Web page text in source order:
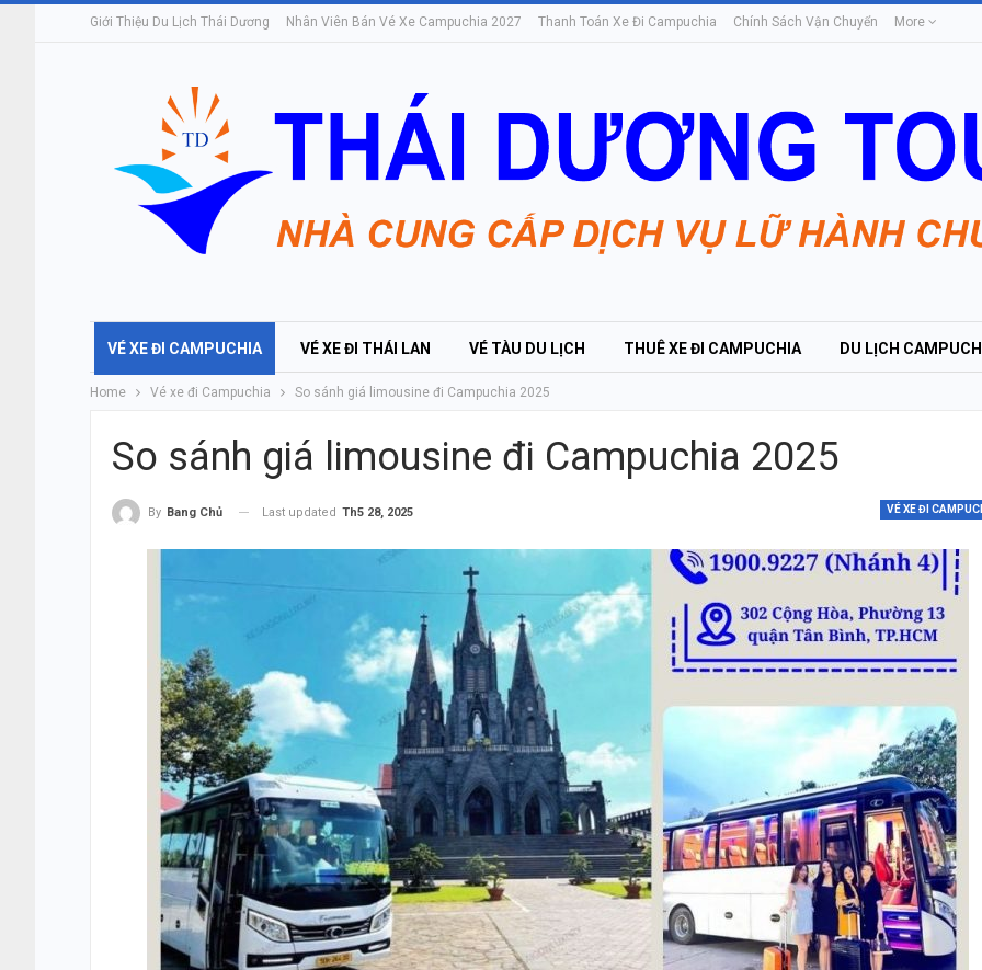
Giới Thiệu Du Lịch Thái Dương Nhân Viên Bán Vé Xe Campuchia 2027 Thanh Toán Xe Đi Campuchia Chính Sách Vận Chuyển More
VÉ XE ĐI CAMPUCHIA VÉ XE ĐI THÁI LAN VÉ TÀU DU LỊCH THUÊ XE ĐI CAMPUCHIA DU LỊCH
Home Vé xe đi Campuchia So sánh giá limousine đi Campuchia 2025
So sánh giá limousine đi Campuchia 2025
VÉ XE ĐI
By Bang Chủ Last updated Th5 28, 2025